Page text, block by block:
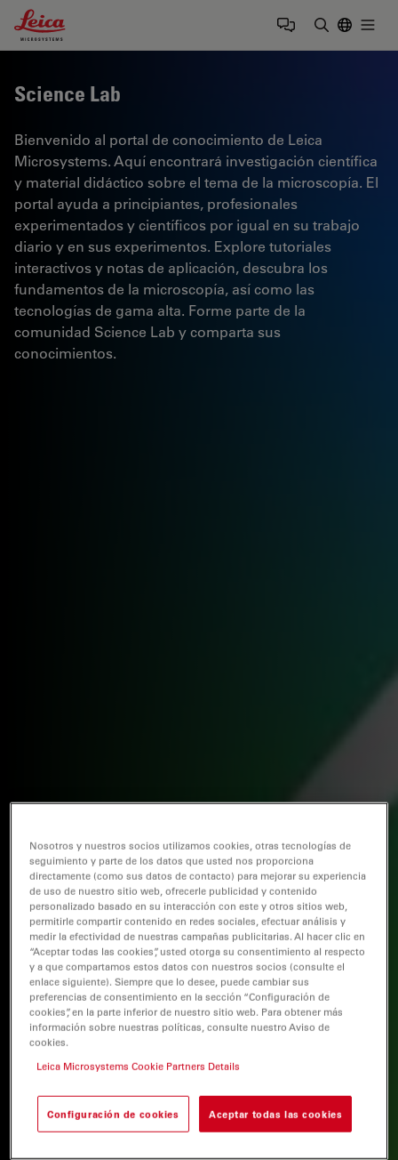
Leica Microsystems Logo
Science Lab
Bienvenido al portal de conocimiento de Leica
Microsystems. Aquí encontrará investigación científica
y material didáctico sobre el tema de la microscopía. El
portal ayuda a principiantes, profesionales
experimentados y científicos por igual en su trabajo
diario y en sus experimentos. Explore tutoriales
interactivos y notas de aplicación, descubra los
fundamentos de la microscopía, así como las
tecnologías de gama alta. Forme parte de la
comunidad Science Lab y comparta sus
conocimientos.
Nosotros y nuestros socios utilizamos cookies, otras tecnologías de
seguimiento y parte de los datos que usted nos proporciona
directamente (como sus datos de contacto) para mejorar su experiencia
de uso de nuestro sitio web, ofrecerle publicidad y contenido
personalizado basado en su interacción con este y otros sitios web,
permitirle compartir contenido en redes sociales, efectuar análisis y
medir la efectividad de nuestras campañas publicitarias. Al hacer clic en
“Aceptar todas las cookies”, usted otorga su consentimiento al respecto
y a que compartamos estos datos con nuestros socios (consulte el
enlace siguiente). Siempre que lo desee, puede cambiar sus
preferencias de consentimiento en la sección “Configuración de
cookies”, en la parte inferior de nuestro sitio web. Para obtener más
información sobre nuestras políticas, consulte nuestro Aviso de
cookies.
Leica Microsystems Cookie Partners Details
Configuración de cookies Aceptar todas las cookies